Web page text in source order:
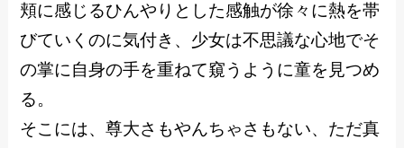
頬に感じるひんやりとした感触が徐々に熱を帯
びていくのに気付き、少女は不思議な心地でそ
の掌に自身の手を重ねて窺うように童を見つめ
る。
そこには、尊大さもやんちゃさもない、ただ真